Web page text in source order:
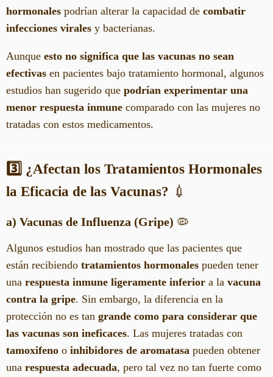
hormonales podrían alterar la capacidad de combatir
infecciones virales y bacterianas.
Aunque esto no significa que las vacunas no sean
efectivas en pacientes bajo tratamiento hormonal, algunos
estudios han sugerido que podrían experimentar una
menor respuesta inmune comparado con las mujeres no
tratadas con estos medicamentos.
3️⃣ ¿Afectan los Tratamientos Hormonales
la Eficacia de las Vacunas? 💉
a) Vacunas de Influenza (Gripe) 🦠
Algunos estudios han mostrado que las pacientes que
están recibiendo tratamientos hormonales pueden tener
una respuesta inmune ligeramente inferior a la vacuna
contra la gripe. Sin embargo, la diferencia en la
protección no es tan grande como para considerar que
las vacunas son ineficaces. Las mujeres tratadas con
tamoxifeno o inhibidores de aromatasa pueden obtener
una respuesta adecuada, pero tal vez no tan fuerte como